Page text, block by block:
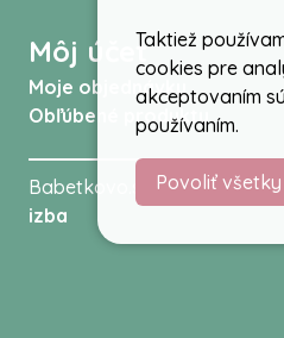
Môj účet
Moje objednávky
Obľúbené produkty
Babetkovo.sk © 2026 -
izba
Taktiež
cookies pre
akceptovaním
používaním.
Povoliť všetky